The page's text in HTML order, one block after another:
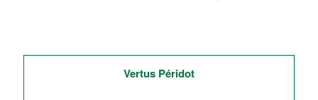
Vertus Péridot